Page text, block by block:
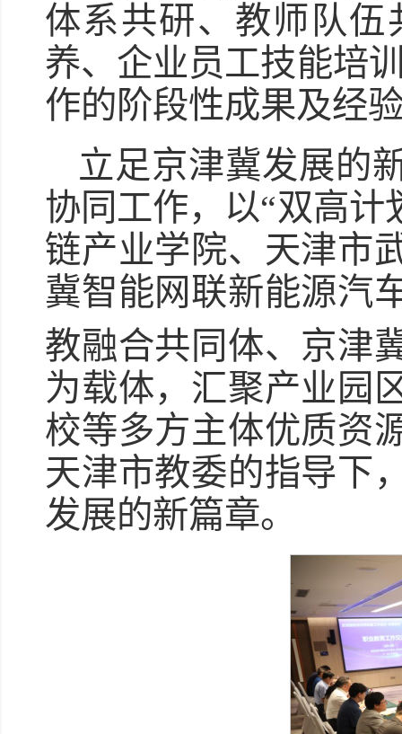
体系共研、教师队
养、企业员工技能培
作的阶段性成果及经
立足京津冀发展的
协同工作，以“双高
链产业学院、天津市
冀智能网联新能源汽
教融合共同体、京津
为载体，汇聚产业园
校等多方主体优质资
天津市教委的指导下
发展的新篇章。